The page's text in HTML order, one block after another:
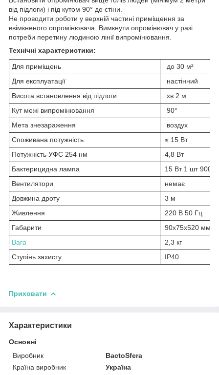
від підлоги) і під кутом 90° до стіни.
Не проводити роботи у верхній частині приміщення за
ввімкненого опромінювача. Вимкнути опромінювач у разі
потреби перетину людиною лінії випромінювання.
Технічні характеристики:
Для приміщень
до 30 м²
Для експлуатації
настінний
Висота встановлення від підлоги
хв 2 м
Кут межі випромінювання
90°
Мета знезараження
воздух
Споживана потужність
≤ 15 Вт
Потужність УФС 254 нм
4,8 Вт
Бактерицидна лампа
15 Вт 1 шт 9000
Вентилятори
немає
Довжина дроту
3 м
Живлення
220 В 50 Гц
Габарити
90х75х520 мм
Вага
2,3 кг
Ступінь захисту
IP40
Приховати
Характеристики
Основні
Виробник
BactoSfera
Країна виробник
Україна